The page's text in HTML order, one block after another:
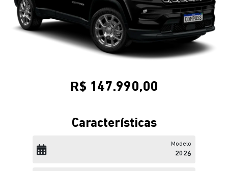
R$ 147.990,00
Características
Modelo
2026